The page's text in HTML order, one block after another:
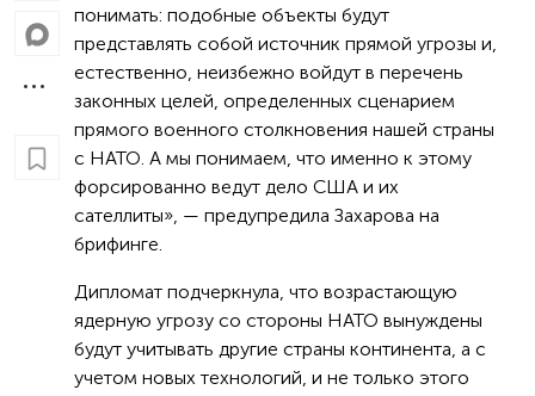
понимать: подобные объекты будут
представлять собой источник прямой угрозы и,
естественно, неизбежно войдут в перечень
законных целей, определенных сценарием
прямого военного столкновения нашей страны
с НАТО. А мы понимаем, что именно к этому
форсированно ведут дело США и их
сателлиты», — предупредила Захарова на
брифинге.
Дипломат подчеркнула, что возрастающую
ядерную угрозу со стороны НАТО вынуждены
будут учитывать другие страны континента, а с
учетом новых технологий, и не только этого